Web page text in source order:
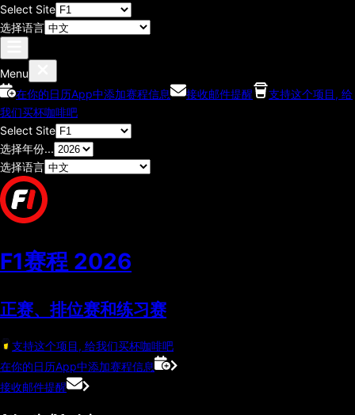
Select Site
选择语言
Menu
在你的日历App中添加赛程信息
接收邮件提醒
支持这个项目, 给
我们买杯咖啡吧
Select Site
选择年份...
选择语言
F1赛程 2026
正赛、排位赛和练习赛
支持这个项目, 给我们买杯咖啡吧
在你的日历App中添加赛程信息
接收邮件提醒